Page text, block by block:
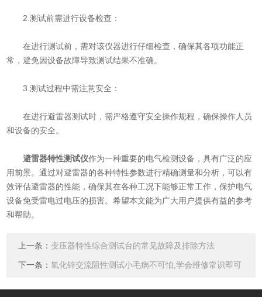
2.测试前需进行设备检查：
在进行测试前，需对该仪器进行仔细检查，确保其各项功能正
常，避免因设备故障导致测试结果不准确。
3.测试过程中需注意安全：
在进行避雷器测试时，需严格遵守安全操作规程，确保操作人员
和设备的安全。
避雷器特性测试仪作为一种重要的电气检测设备，具有广泛的应
用前景。通过对避雷器的各种特性参数进行精确测量和分析，可以有
效评估避雷器的性能，确保其在各种工况下能够正常工作，保护电气
设备免受雷电过电压的损害。希望本文能为广大用户提供有益的参考
和帮助。
上一条：变压器特性综合测试台的常见故障及排除方法
下一条：氧化锌交流阻性测试小毛病不可怕,学会维修常识即可